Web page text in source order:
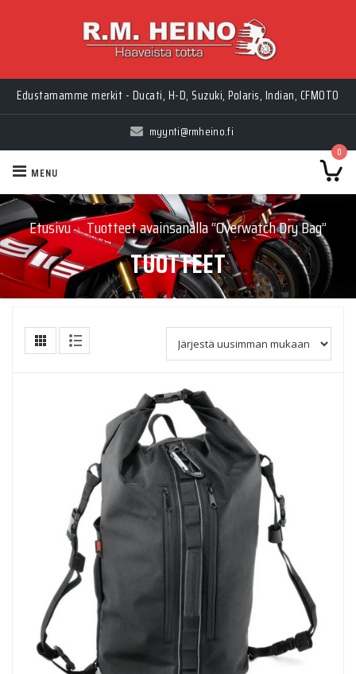
Edustamamme merkit - Ducati, H-D, Suzuki, Polaris, Indian, CFMOTO
myynti@rmheino.fi
0
MENU
Etusivu › Tuotteet avainsanalla “Overwatch Dry Bag”
TUOTTEET